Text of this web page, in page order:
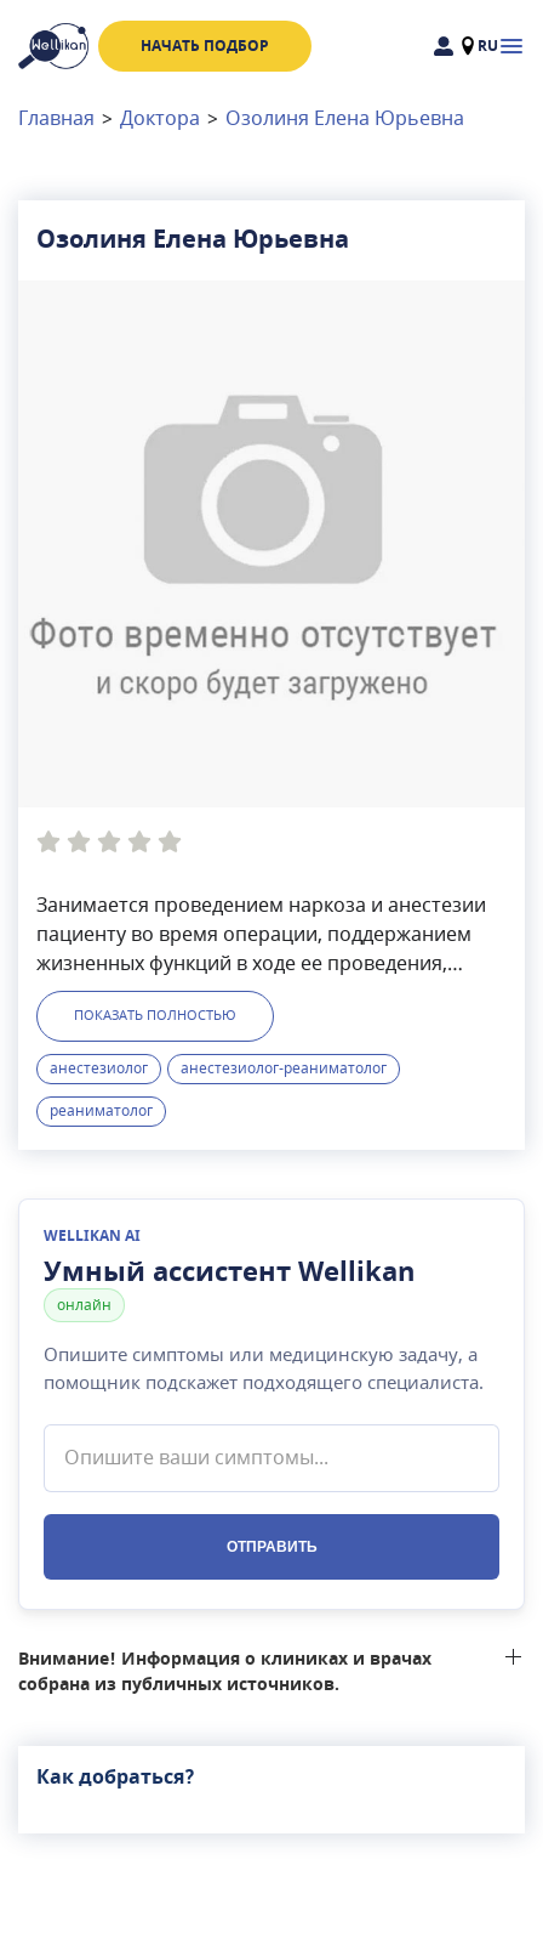
НАЧАТЬ ПОДБОР RU
Доктора
Клиники
Главная > Доктора > Озолиня Елена Юрьевна
Озолиня Елена Юрьевна
Занимается проведением наркоза и анестезии
пациенту во время операции, поддержанием
жизненных функций в ходе ее проведения,
выполняет послеоперационное обезболивание
и наблюдение пациента. Озолиня Елена
Юрьевна выполняет подготовку к операции,
вводит пациента в наркоз, при необходимости
проводит реанимацию.
ПОКАЗАТЬ ПОЛНОСТЬЮ
анестезиолог
анестезиолог-реаниматолог
реаниматолог
WELLIKAN AI
Умный ассистент Wellikan
онлайн
Опишите симптомы или медицинскую задачу, а
помощник подскажет подходящего специалиста.
ОТПРАВИТЬ
Внимание! Информация о клиниках и врачах
собрана из публичных источников.
Как добраться?